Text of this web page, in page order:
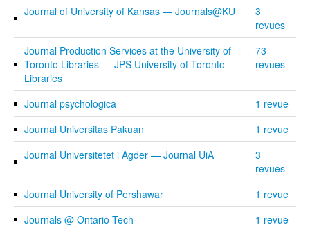
Journal of University of Kansas — Journals@KU
3
revues
Journal Production Services at the University of
Toronto Libraries — JPS University of Toronto
Libraries
73
revues
Journal psychologica
1 revue
Journal Universitas Pakuan
1 revue
Journal Universitetet i Agder — Journal UiA
3
revues
Journal University of Pershawar
1 revue
Journals @ Ontario Tech
1 revue